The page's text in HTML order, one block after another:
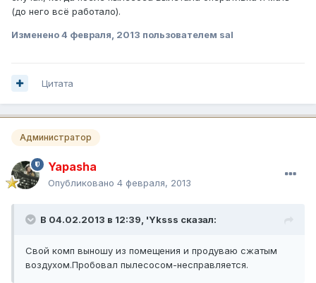
(до него всё работало).
Изменено4 февраля, 2013 пользователем sal
Цитата
Администратор
Yapasha
Опубликовано 4 февраля, 2013
В 04.02.2013 в 12:39, 'Yksss сказал:
Свой комп выношу из помещения и продуваю сжатым
воздухом.Пробовал пылесосом-несправляется.